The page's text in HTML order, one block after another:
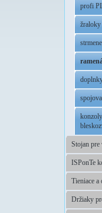
profi
Stojan pre
ISPonTe
Tieniace
Držiaky